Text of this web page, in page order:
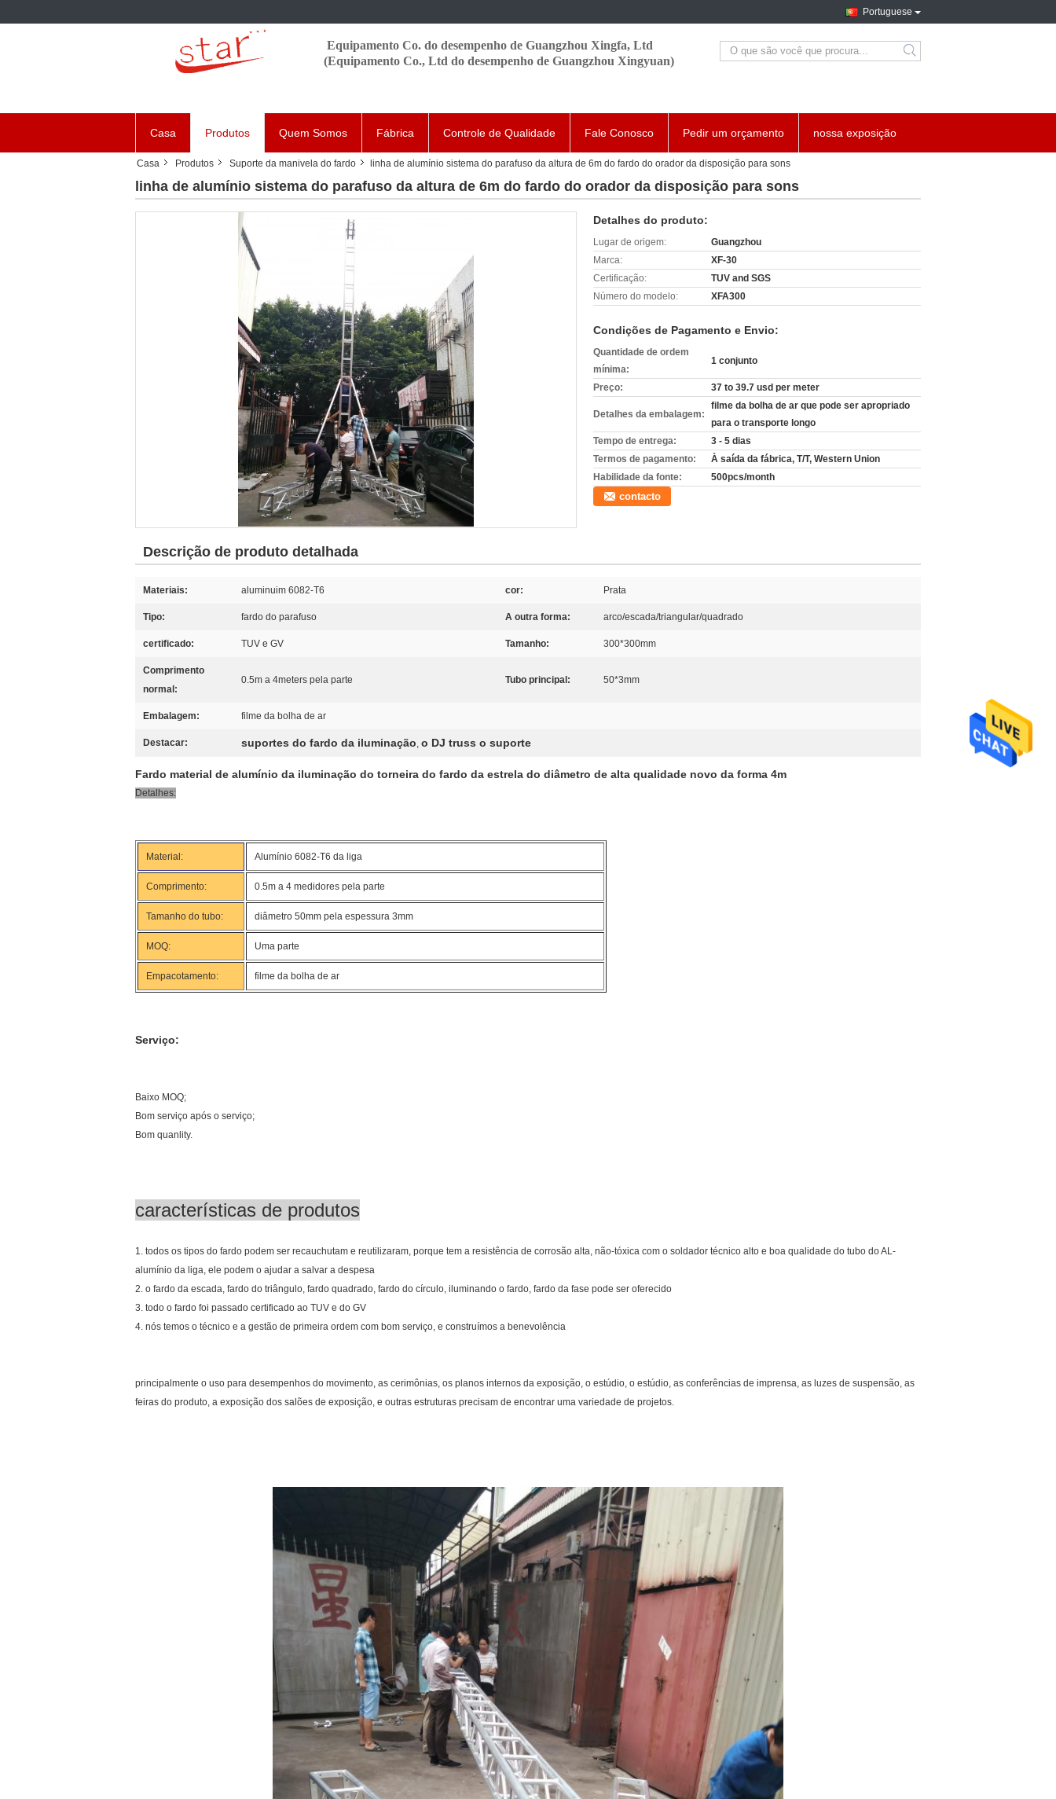
Portuguese
Equipamento Co. do desempenho de Guangzhou Xingfa, Ltd
(Equipamento Co., Ltd do desempenho de Guangzhou Xingyuan)
search
Casa Produtos Quem Somos Fábrica Controle de Qualidade Fale Conosco Pedir um orçamento nossa exposição
Casa Produtos Suporte da manivela do fardo linha de alumínio sistema do parafuso da altura de 6m do fardo do orador da disposição para sons
linha de alumínio sistema do parafuso da altura de 6m do fardo do orador da disposição para sons
Detalhes do produto:
Lugar de origem:
Guangzhou
Marca:
XF-30
Certificação:
TUV and SGS
Número do modelo:
XFA300
Condições de Pagamento e Envio:
Quantidade de ordem
mínima:
1 conjunto
Preço: 37 to 39.7 usd per meter
Detalhes da embalagem:
filme da bolha de ar que pode ser apropriado
para o transporte longo
Tempo de entrega:
3 - 5 dias
Termos de pagamento:
À saída da fábrica, T/T, Western Union
Habilidade da fonte:
500pcs/month
contacto
Descrição de produto detalhada
Materiais: aluminuim 6082-T6 cor: Prata
Tipo: fardo do parafuso A outra forma: arco/escada/triangular/quadrado
certificado: TUV e GV Tamanho: 300*300mm
Comprimento
normal:
0.5m a 4meters pela parte Tubo principal: 50*3mm
Embalagem: filme da bolha de ar
Destacar: suportes do fardo da iluminação, o DJ truss o suporte
Fardo material de alumínio da iluminação do torneira do fardo da estrela do diâmetro de alta qualidade novo da forma 4m
Detalhes:
Material: Alumínio 6082-T6 da liga
Comprimento: 0.5m a 4 medidores pela parte
Tamanho do tubo: diâmetro 50mm pela espessura 3mm
MOQ: Uma parte
Empacotamento: filme da bolha de ar
Serviço:
Baixo MOQ;
Bom serviço após o serviço;
Bom quanlity.
características de produtos
1. todos os tipos do fardo podem ser recauchutam e reutilizaram, porque tem a resistência de corrosão alta, não-tóxica com o soldador técnico alto e boa qualidade do tubo do AL-
alumínio da liga, ele podem o ajudar a salvar a despesa
2. o fardo da escada, fardo do triângulo, fardo quadrado, fardo do círculo, iluminando o fardo, fardo da fase pode ser oferecido
3. todo o fardo foi passado certificado ao TUV e do GV
4. nós temos o técnico e a gestão de primeira ordem com bom serviço, e construímos a benevolência
principalmente o uso para desempenhos do movimento, as cerimônias, os planos internos da exposição, o estúdio, o estúdio, as conferências de imprensa, as luzes de suspensão, as
feiras do produto, a exposição dos salões de exposição, e outras estruturas precisam de encontrar uma variedade de projetos.